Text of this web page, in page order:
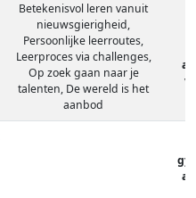
Betekenisvol leren vanuit
nieuwsgierigheid,
Persoonlijke leerroutes,
Leerproces via challenges,
Op zoek gaan naar je
talenten, De wereld is het
aanbod